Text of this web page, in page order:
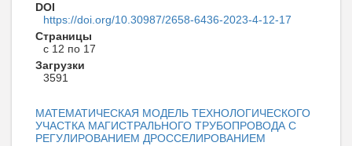
DOI
https://doi.org/10.30987/2658-6436-2023-4-12-17
Страницы
с 12 по 17
Загрузки
3591
МАТЕМАТИЧЕСКАЯ МОДЕЛЬ ТЕХНОЛОГИЧЕСКОГО
УЧАСТКА МАГИСТРАЛЬНОГО ТРУБОПРОВОДА С
РЕГУЛИРОВАНИЕМ ДРОССЕЛИРОВАНИЕМ